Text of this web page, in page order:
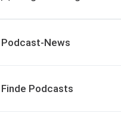
Podcast-News
Finde Podcasts